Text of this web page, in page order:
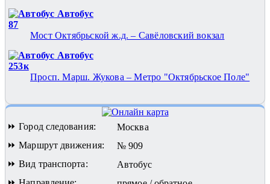
Автобус
87
Мост Октябрьской ж.д. – Савёловский вокзал
Автобус
253к
Просп. Марш. Жукова – Метро "Октябрьское Поле"
⏩ Город следования:
Москва
⏩ Маршрут движения:
№ 909
⏩ Вид транспорта:
Автобус